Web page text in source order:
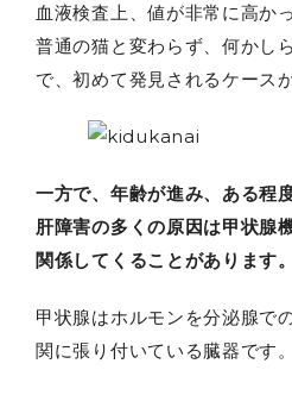
血液検査上、値が非常に高か
普通の猫と変わらず、何かし
で、初めて発見されるケース
一方で、年齢が進み、ある程
肝障害の多くの原因は甲状腺
関係してくることがあります。
甲状腺はホルモンを分泌腺で
関に張り付いている臓器です。